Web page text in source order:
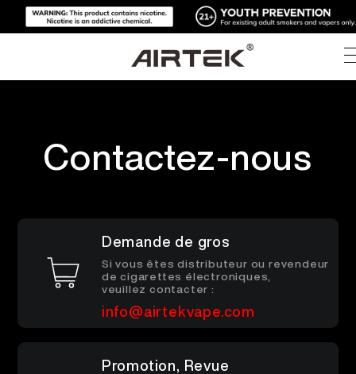
TOUS
DISPOSITIF REMPLAÇABLE
PODS REMPLAÇABLES
BOUTIQUE EN LIGNE
SUPPORT
KITS MÉDIAS
Contactez-nous
Demande de gros
Si vous êtes distributeur ou revendeur
de cigarettes électroniques,
veuillez contacter :
info@airtekvape.com
Promotion, Revue